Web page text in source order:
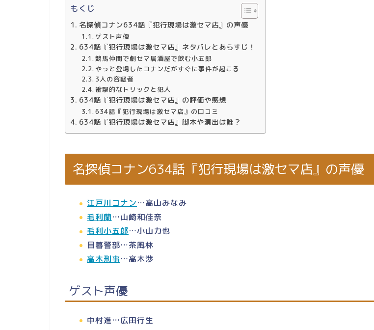
もくじ
名探偵コナン634話『犯行現場は激セマ店』の声優
ゲスト声優
634話『犯行現場は激セマ店』ネタバレとあらすじ！
競馬仲間で劇セマ居酒屋で飲む小五郎
やっと登場したコナンだがすぐに事件が起こる
3人の容疑者
衝撃的なトリックと犯人
634話『犯行現場は激セマ店』の評価や感想
634話『犯行現場は激セマ店』の口コミ
634話『犯行現場は激セマ店』脚本や演出は誰？
名探偵コナン634話『犯行現場は激セマ店』の声優
江戸川コナン…高山みなみ
毛利蘭…山崎和佳奈
毛利小五郎…小山力也
目暮警部…茶風林
高木刑事…高木渉
ゲスト声優
中村進…広田行生